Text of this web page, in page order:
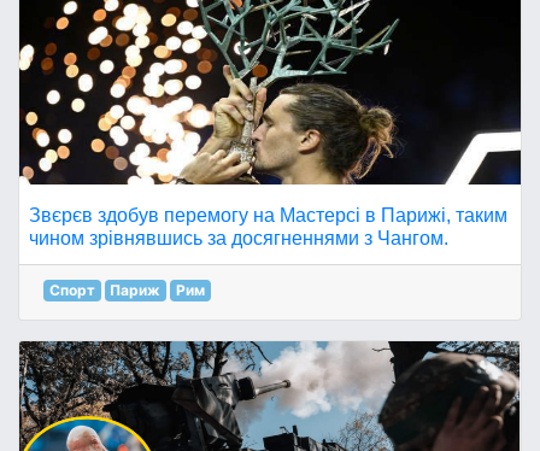
Звєрєв здобув перемогу на Мастерсі в Парижі, таким
чином зрівнявшись за досягненнями з Чангом.
Спорт Париж Рим